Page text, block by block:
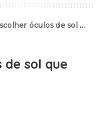
de sol que combinam com seu rosto
de sol que